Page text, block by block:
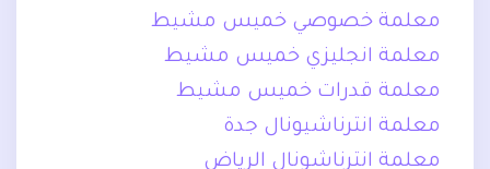
معلمة خصوصي خميس مشيط
معلمة انجليزي خميس مشيط
معلمة قدرات خميس مشيط
معلمة انترناشيونال جدة
معلمة انترناشونال الرياض